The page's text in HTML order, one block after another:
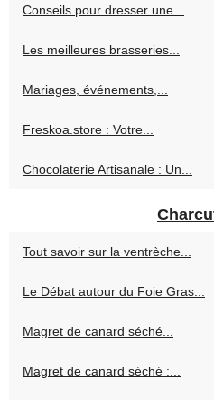
Conseils pour dresser une...
Les meilleures brasseries...
Mariages, événements,...
Freskoa.store : Votre...
Chocolaterie Artisanale : Un...
Tout savoir sur la ventrèche...
Le Débat autour du Foie Gras...
Magret de canard séché...
Magret de canard séché :...